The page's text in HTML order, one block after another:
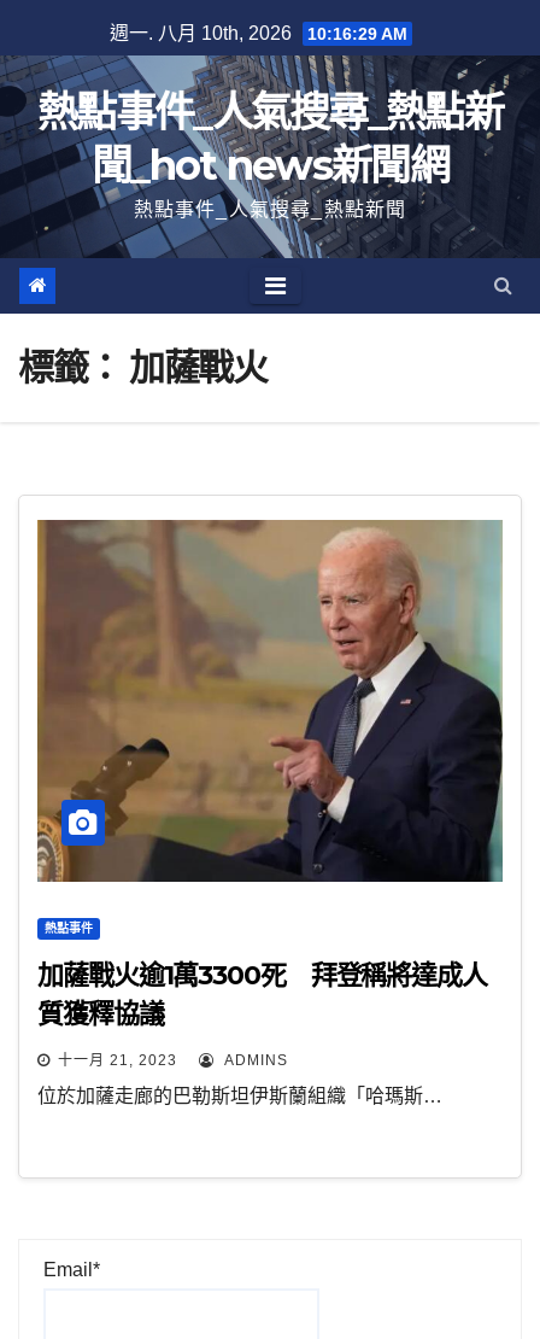
至
內
容
週一. 八月 10th, 2026 10:16:29 AM
熱點事件_人氣搜尋_熱點新
聞_hot news新聞網
熱點事件_人氣搜尋_熱點新聞
標籤： 加薩戰火
熱點事件
加薩戰火逾1萬3300死 拜登稱將達成人
質獲釋協議
十一月 21, 2023 ADMINS
位於加薩走廊的巴勒斯坦伊斯蘭組織「哈瑪斯…
Email*